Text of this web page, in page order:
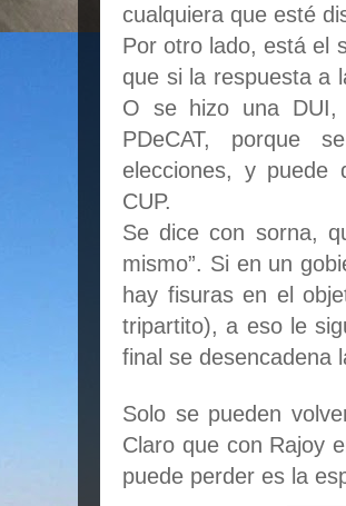
cualquiera que esté
Por otro lado, está el
que si la respuesta a
O se hizo una DUI,
PDeCAT, porque
elecciones, y puede
CUP.
Se dice con sorna,
mismo”. Si en un
hay fisuras en el
tripartito), a eso le
final se desencadena
Solo se pueden
Claro que con Rajoy
puede perder es la